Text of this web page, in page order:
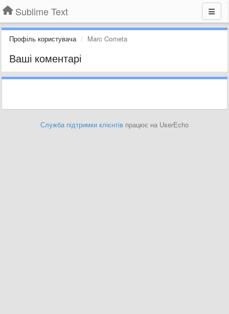
Sublime Text
Профіль користувача Marc Cometa
Ваші коментарі
Служба підтримки клієнтів працює на UserEcho